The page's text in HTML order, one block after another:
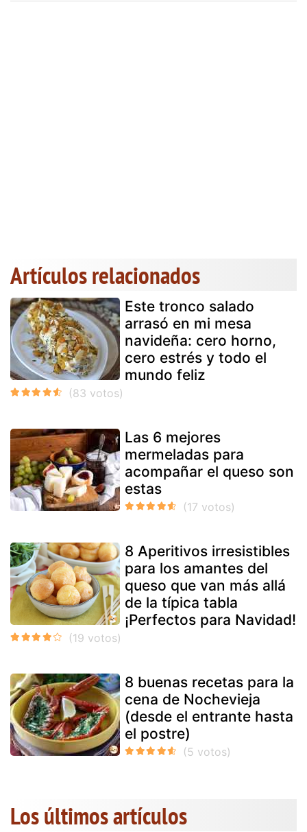
Artículos relacionados
Este tronco salado
arrasó en mi mesa
navideña: cero horno,
cero estrés y todo el
mundo feliz
Las 6 mejores
mermeladas para
acompañar el queso son
estas
8 Aperitivos irresistibles
para los amantes del
queso que van más allá
de la típica tabla
¡Perfectos para Navidad!
8 buenas recetas para la
cena de Nochevieja
(desde el entrante hasta
el postre)
Los últimos artículos